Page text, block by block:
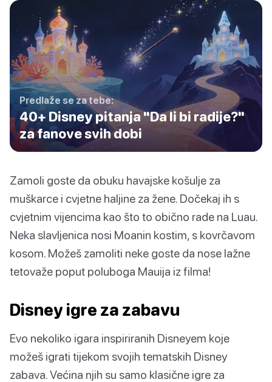
Predlaže se za tebe:
40+ Disney pitanja "Da li bi radije?"
za fanove svih dobi
Zamoli goste da obuku havajske košulje za
muškarce i cvjetne haljine za žene. Dočekaj ih s
cvjetnim vijencima kao što to obično rade na Luau.
Neka slavljenica nosi Moanin kostim, s kovrčavom
kosom. Možeš zamoliti neke goste da nose lažne
tetovaže poput poluboga Mauija iz filma!
Disney igre za zabavu
Evo nekoliko igara inspiriranih Disneyem koje
možeš igrati tijekom svojih tematskih Disney
zabava. Većina njih su samo klasične igre za